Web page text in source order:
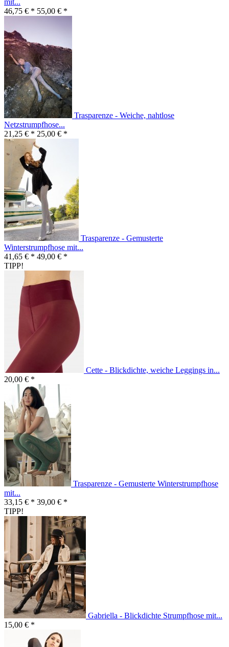
mit...
46,75 € * 55,00 € *
Trasparenze - Weiche, nahtlose
Netzstrumpfhose...
21,25 € * 25,00 € *
Trasparenze - Gemusterte
Winterstrumpfhose mit...
41,65 € * 49,00 € *
TIPP!
Cette - Blickdichte, weiche Leggings in...
20,00 € *
Trasparenze - Gemusterte Winterstrumpfhose
mit...
33,15 € * 39,00 € *
TIPP!
Gabriella - Blickdichte Strumpfhose mit...
15,00 € *